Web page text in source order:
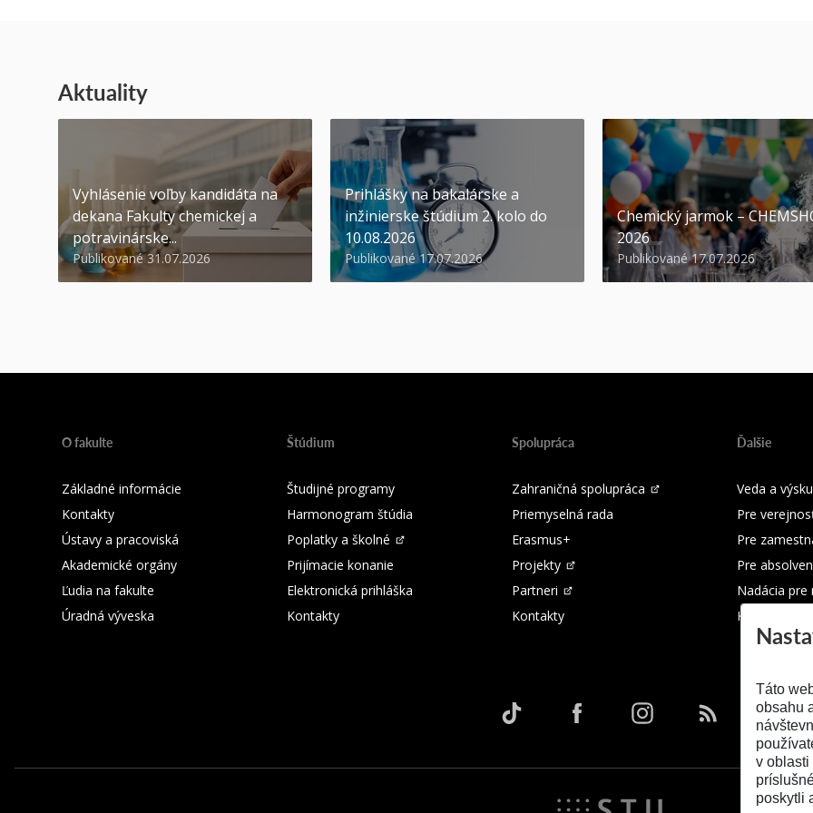
Aktuality
Vyhlásenie voľby kandidáta na
dekana Fakulty chemickej a
potravinárske...
Publikované 31.07.2026
Prihlášky na bakalárske a
inžinierske štúdium 2. kolo do
10.08.2026
Publikované 17.07.2026
Chemický jarmok –
2026
Publikované 17.07.2026
O fakulte
Základné informácie
Kontakty
Ústavy a pracoviská
Akademické orgány
Ľudia na fakulte
Úradná výveska
Štúdium
Študijné programy
Harmonogram štúdia
Poplatky a školné
Prijímacie konanie
Elektronická prihláška
Kontakty
Spolupráca
Zahraničná spolupráca
Priemyselná rada
Erasmus+
Projekty
Partneri
Kontakty
Ďalšie
Veda a
Pre
Pre
Pre
Nadácia pre
Kontakty
Táto
obsahu
v oblasti
poskytli